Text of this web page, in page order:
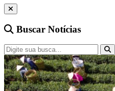
Buscar Notícias